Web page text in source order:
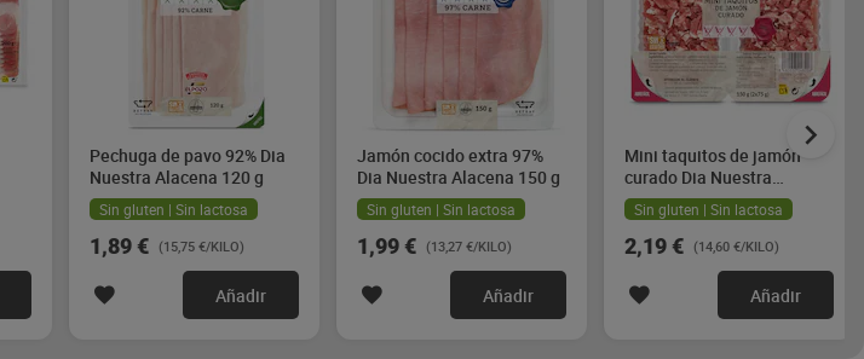
Pechuga de pavo 92% Dia
Nuestra Alacena 120 g
Sin gluten | Sin lactosa
1,89 € (15,75 €/KILO)
Añadir
Jamón cocido extra 97%
Dia Nuestra Alacena 150 g
Sin gluten | Sin lactosa
1,99 € (13,27 €/KILO)
Añadir
Mini taquitos de jamón
curado Dia Nuestra
Alacena 2 x 75 g
Sin gluten | Sin lactosa
2,19 € (14,60 €/KILO)
Añadir